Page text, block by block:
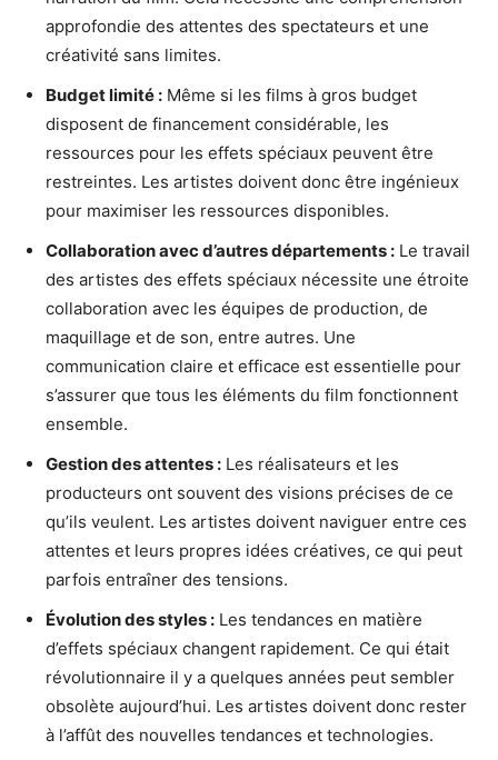
approfondie des attentes des spectateurs et une
créativité sans limites.
Budget limité : Même si les films à gros budget
disposent de financement considérable, les
ressources pour les effets spéciaux peuvent être
restreintes. Les artistes doivent donc être ingénieux
pour maximiser les ressources disponibles.
Collaboration avec d’autres départements : Le travail
des artistes des effets spéciaux nécessite une étroite
collaboration avec les équipes de production, de
maquillage et de son, entre autres. Une
communication claire et efficace est essentielle pour
s’assurer que tous les éléments du film fonctionnent
ensemble.
Gestion des attentes : Les réalisateurs et les
producteurs ont souvent des visions précises de ce
qu’ils veulent. Les artistes doivent naviguer entre ces
attentes et leurs propres idées créatives, ce qui peut
parfois entraîner des tensions.
Évolution des styles : Les tendances en matière
d’effets spéciaux changent rapidement. Ce qui était
révolutionnaire il y a quelques années peut sembler
obsolète aujourd’hui. Les artistes doivent donc rester
à l’affût des nouvelles tendances et technologies.